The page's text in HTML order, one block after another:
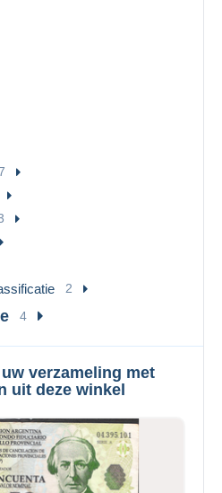
2
4
verzameling met
uit deze winkel